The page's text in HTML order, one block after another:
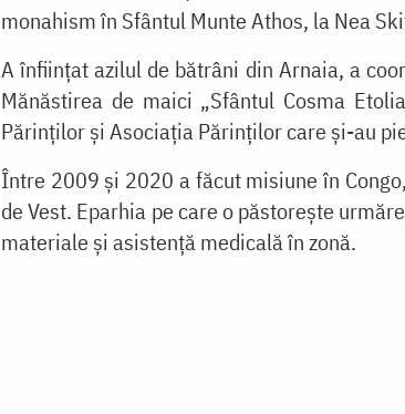
monahism în Sfântul Munte Athos, laNea
A înființat azilul de bătrâni din Arnaia, a
Mănăstirea de maici „Sfântul Cosma
Părinților și Asociația Părinților care și-au
Între 2009 și 2020 a făcut misiune în
de Vest. Eparhia pe care o păstorește
materiale și asistență medicală în zonă.